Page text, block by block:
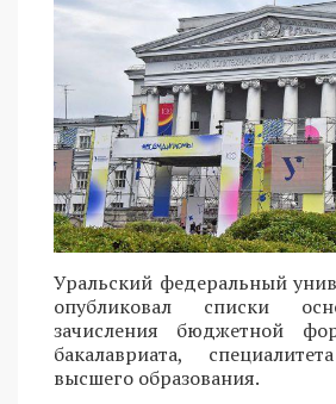
Уральский федеральный
опубликовал списки
зачисления бюджетной
бакалавриата,
высшего образования.